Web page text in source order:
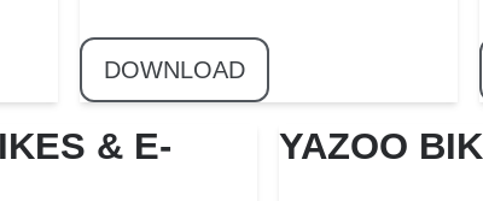
DOWNLOAD
& E-
YAZOO